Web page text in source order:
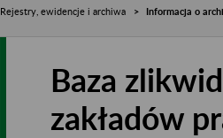
Rejestry, ewidencje i archiwa Informacja o
Baza
zakładów